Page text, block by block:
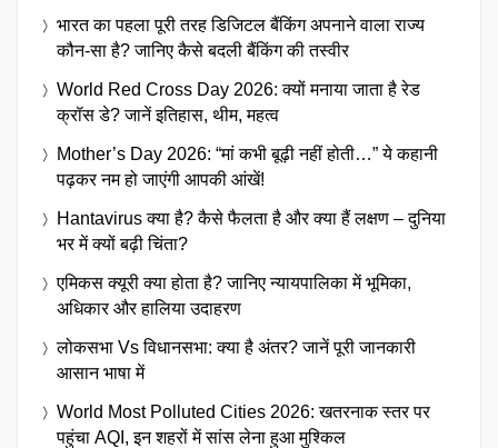
भारत का पहला पूरी तरह डिजिटल बैंकिंग अपनाने वाला राज्य
कौन-सा है? जानिए कैसे बदली बैंकिंग की तस्वीर
World Red Cross Day 2026: क्यों मनाया जाता है रेड
क्रॉस डे? जानें इतिहास, थीम, महत्व
Mother’s Day 2026: “मां कभी बूढ़ी नहीं होती…” ये कहानी
पढ़कर नम हो जाएंगी आपकी आंखें!
Hantavirus क्या है? कैसे फैलता है और क्या हैं लक्षण – दुनिया
भर में क्यों बढ़ी चिंता?
एमिकस क्यूरी क्या होता है? जानिए न्यायपालिका में भूमिका,
अधिकार और हालिया उदाहरण
लोकसभा Vs विधानसभा: क्या है अंतर? जानें पूरी जानकारी
आसान भाषा में
World Most Polluted Cities 2026: खतरनाक स्तर पर
पहुंचा AQI, इन शहरों में सांस लेना हुआ मुश्किल